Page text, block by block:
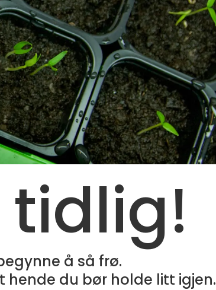
tidlig!
å så frø.
du bør holde litt igjen.